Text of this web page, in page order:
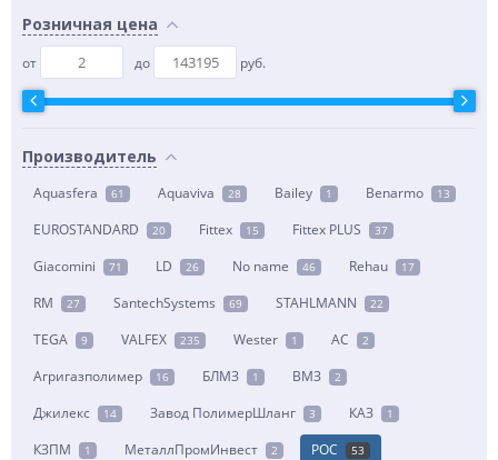
Розничная цена
от до руб.
Производитель
Aquasfera 61 Aquaviva 28 Bailey 1 Benarmo 13
EUROSTANDARD 20 Fittex 15 Fittex PLUS 37
Giacomini 71 LD 26 No name 46 Rehau 17
RM 27 SantechSystems 69 STAHLMANN 22
TEGA 9 VALFEX 235 Wester 1 АС 2
Агригазполимер 16 БЛМЗ 1 ВМЗ 2
Джилекс 14 Завод ПолимерШланг 3 КАЗ 1
КЗПМ 1 МеталлПромИнвест 2 РОС 53